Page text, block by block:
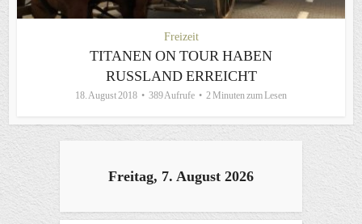
Freizeit
TITANEN ON TOUR HABEN
RUSSLAND ERREICHT
18. August 2018 389 Aufrufe 2 Minuten zum Lesen
Freitag, 7. August 2026